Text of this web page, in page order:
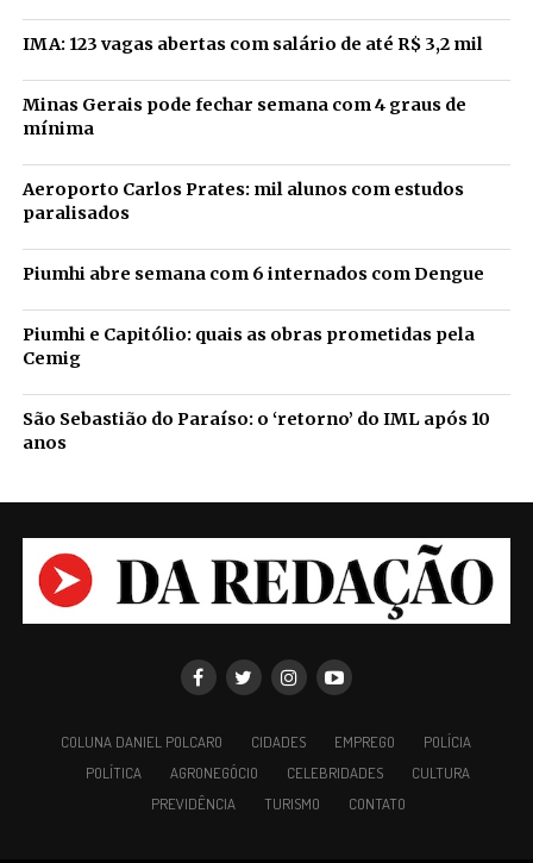
IMA: 123 vagas abertas com salário de até R$ 3,2 mil
Minas Gerais pode fechar semana com 4 graus de
mínima
Aeroporto Carlos Prates: mil alunos com estudos
paralisados
Piumhi abre semana com 6 internados com Dengue
Piumhi e Capitólio: quais as obras prometidas pela
Cemig
São Sebastião do Paraíso: o ‘retorno’ do IML após 10
anos
COLUNA DANIEL POLCARO CIDADES EMPREGO
POLÍCIA
POLÍTICA
AGRONEGÓCIO CELEBRIDADES
CULTURA
PREVIDÊNCIA
TURISMO CONTATO